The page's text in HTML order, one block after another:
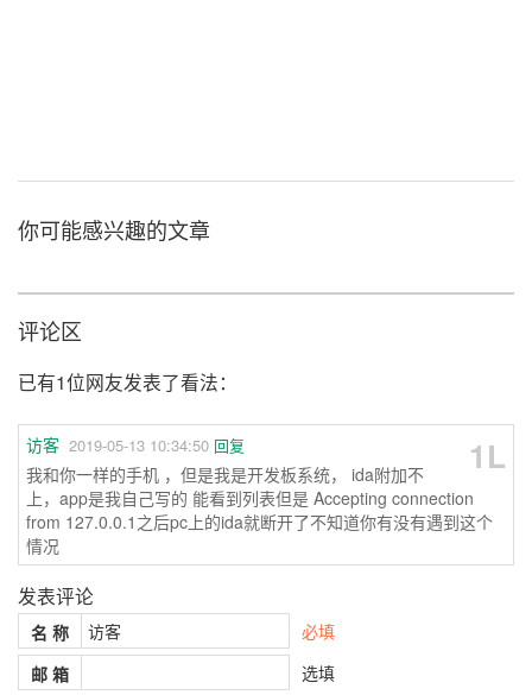
你可能感兴趣的文章
评论区
已有1位网友发表了看法：
1L
访客 2019-05-13 10:34:50 回复
我和你一样的手机 ，但是我是开发板系统， ida附加不
上，app是我自己写的 能看到列表但是 Accepting connection
from 127.0.0.1之后pc上的ida就断开了不知道你有没有遇到这个
情况
发表评论
名 称
必填
邮 箱
选填